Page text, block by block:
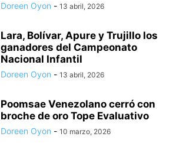
Doreen Oyon - 13 abril, 2026
Lara, Bolívar, Apure y Trujillo los
ganadores del Campeonato
Nacional Infantil
Doreen Oyon - 13 abril, 2026
Poomsae Venezolano cerró con
broche de oro Tope Evaluativo
Doreen Oyon - 10 marzo, 2026